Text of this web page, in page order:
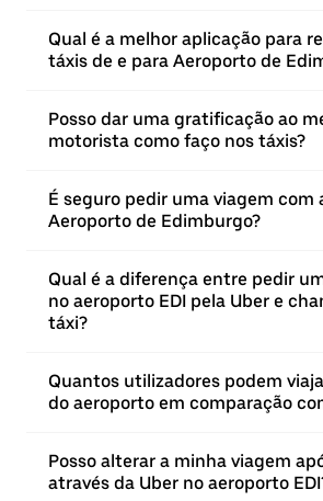
Qual é a melhor aplicação para
táxis de e para Aeroporto de
Posso dar uma gratificação ao
motorista como faço nos táxis?
É seguro pedir uma viagem com
Aeroporto de Edimburgo?
Qual é a diferença entre pedir
no aeroporto EDI pela Uber e
táxi?
Quantos utilizadores podem
do aeroporto em comparação
Posso alterar a minha viagem
através da Uber no aeroporto